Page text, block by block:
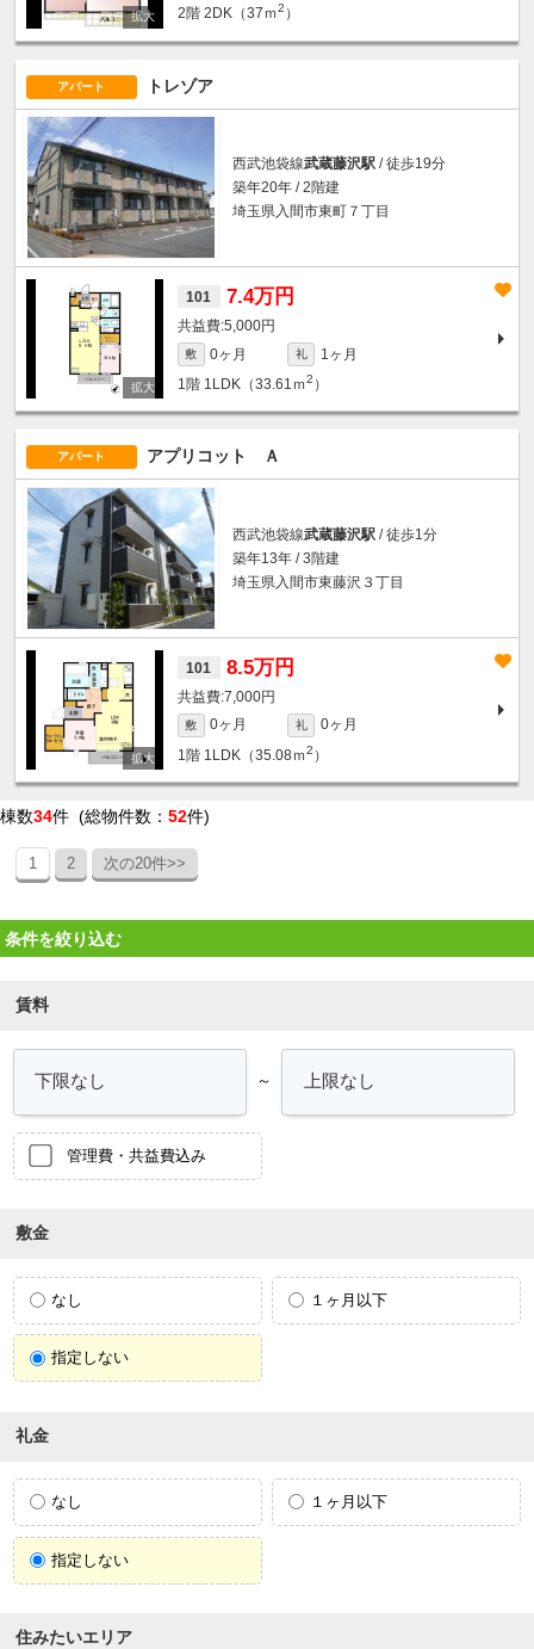
2階 2DK（37ｍ2 ）
アパート トレゾア
西武池袋線武蔵藤沢駅 / 徒歩19分
築年20年 / 2階建
埼玉県入間市東町７丁目
101 7.4万円
5,000円
敷 0ヶ月 礼
1ヶ月
1階 1LDK（33.61ｍ2 ）
アパート アプリコット Ａ
西武池袋線武蔵藤沢駅 / 徒歩1分
築年13年 / 3階建
埼玉県入間市東藤沢３丁目
101 8.5万円
7,000円
敷 0ヶ月 礼
0ヶ月
1階 1LDK（35.08ｍ2 ）
棟数34件 (総物件数： 52件)
1 2 次の20件>>
条件を絞り込む
賃料
～
管理費・共益費込み
敷金
なし １ヶ月以下
指定しない
礼金
なし １ヶ月以下
指定しない
住みたいエリア